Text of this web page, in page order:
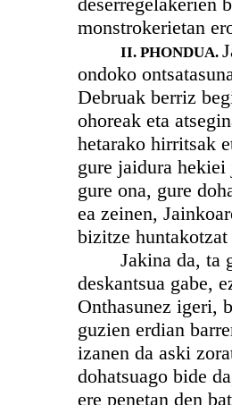
monstrokerietan
II. PHONDUA.
ondoko
Debruak berriz
ohoreak eta
hetarako hirritsak
gure jaidura
gure ona, gure
ea zeinen,
bizitze huntakotzat
Jakina da, ta
deskantsua gabe,
Onthasunez igeri,
guzien erdian
izanen da aski
dohatsuago bide
ere penetan den